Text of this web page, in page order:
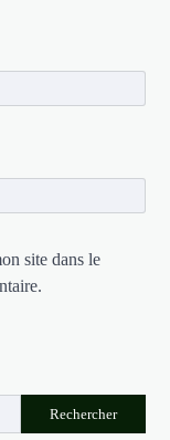
site dans le
Rechercher